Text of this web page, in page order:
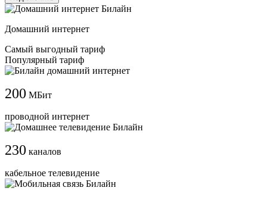
Домашний интернет
Самый выгодный тариф
Популярный тариф
200 МБит
проводной интернет
230 каналов
кабельное телевидение